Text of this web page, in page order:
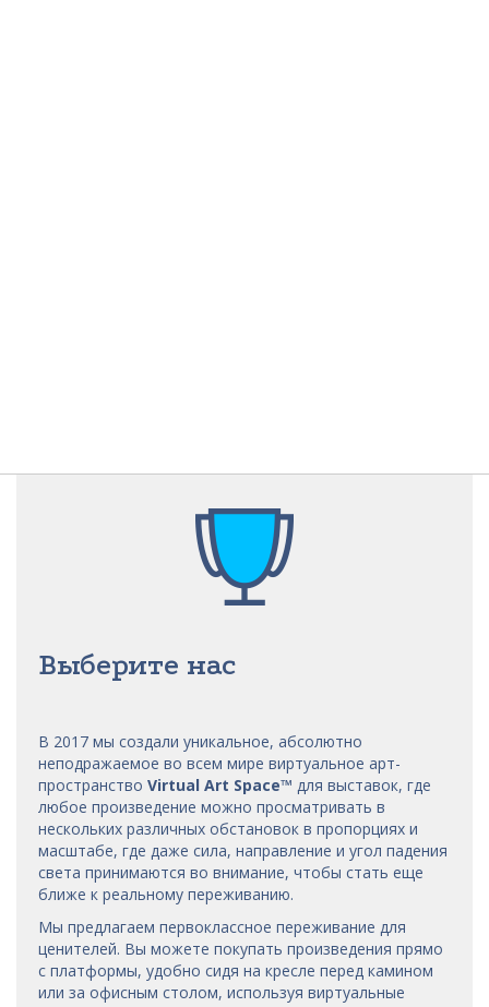
Выберите нас
В 2017 мы создали уникальное, абсолютно
неподражаемое во всем мире виртуальное арт-
пространство Virtual Art Space™ для выставок, где
любое произведение можно просматривать в
нескольких различных обстановок в пропорциях и
масштабе, где даже сила, направление и угол падения
света принимаются во внимание, чтобы стать еще
ближе к реальному переживанию.
Мы предлагаем первоклассное переживание для
ценителей. Вы можете покупать произведения прямо
с платформы, удобно сидя на кресле перед камином
или за офисным столом, используя виртуальные